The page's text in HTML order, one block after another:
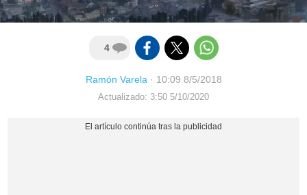
4
Ramón Varela· 10:09 8/5/2018
Actualizado: 3:50 5/10/2020